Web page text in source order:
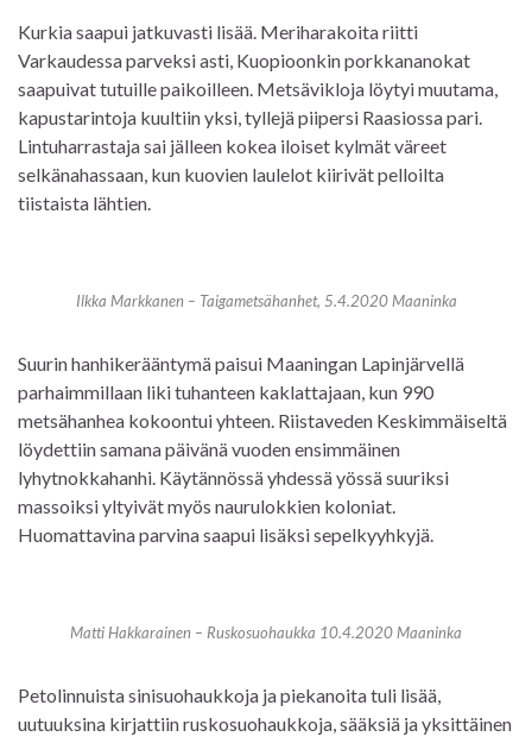
Kurkia saapui jatkuvasti lisää. Meriharakoita riitti
Varkaudessa parveksi asti, Kuopioonkin porkkananokat
saapuivat tutuille paikoilleen. Metsävikloja löytyi muutama,
kapustarintoja kuultiin yksi, tyllejä piipersi Raasiossa pari.
Lintuharrastaja sai jälleen kokea iloiset kylmät väreet
selkänahassaan, kun kuovien laulelot kiirivät pelloilta
tiistaista lähtien.
Ilkka Markkanen – Taigametsähanhet, 5.4.2020 Maaninka
Suurin hanhikerääntymä paisui Maaningan Lapinjärvellä
parhaimmillaan liki tuhanteen kaklattajaan, kun 990
metsähanhea kokoontui yhteen. Riistaveden Keskimmäiseltä
löydettiin samana päivänä vuoden ensimmäinen
lyhytnokkahanhi. Käytännössä yhdessä yössä suuriksi
massoiksi yltyivät myös naurulokkien koloniat.
Huomattavina parvina saapui lisäksi sepelkyyhkyjä.
Matti Hakkarainen – Ruskosuohaukka 10.4.2020 Maaninka
Petolinnuista sinisuohaukkoja ja piekanoita tuli lisää,
uutuuksina kirjattiin ruskosuohaukkoja, sääksiä ja yksittäinen